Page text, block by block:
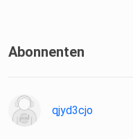
Abonnenten
qjyd3cjo